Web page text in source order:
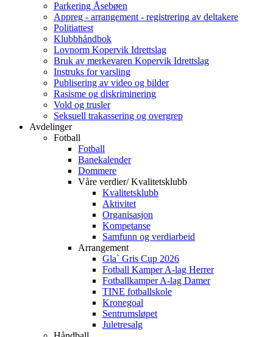
Parkering Åsebøen
Appreg - arrangement - registrering av deltakere
Politiattest
Klubbhåndbok
Lovnorm Kopervik Idrettslag
Bruk av merkevaren Kopervik Idrettslag
Instruks for varsling
Publisering av video og bilder
Rasisme og diskriminering
Vold og trusler
Seksuell trakassering og overgrep
Avdelinger
Fotball
Fotball
Banekalender
Dommere
Våre verdier/ Kvalitetsklubb
Kvalitetsklubb
Aktivitet
Organisasjon
Kompetanse
Samfunn og verdiarbeid
Arrangement
Gla` Gris Cup 2026
Fotball Kamper A-lag Herrer
Fotballkamper A-lag Damer
TINE fotballskole
Kronegoal
Sentrumsløpet
Juletresalg